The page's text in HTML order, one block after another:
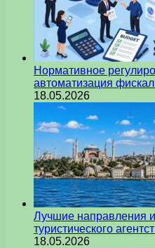
Нормативное
автоматизация
18.05.2026
Лучшие направления
туристического
18.05.2026